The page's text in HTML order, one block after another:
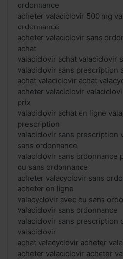
ordonnance
acheter valaciclovir 500 mg
ordonnance
acheter valaciclovir sans
achat
valaciclovir achat valaciclovir
valaciclovir sans prescription
achat valaciclovir achat
acheter valaciclovir
prix
valaciclovir achat en ligne
prescription
valaciclovir sans prescription
sans ordonnance
valaciclovir sans ordonnance
ou sans ordonnance
acheter valacyclovir sans
acheter en ligne
valacyclovir avec ou sans
valaciclovir sans ordonnance
valaciclovir sans prescription
valaciclovir
achat valacyclovir acheter
acheter valaciclovir acheter